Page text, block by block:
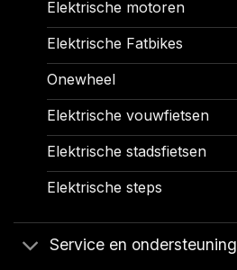
Elektrische motoren
Elektrische Fatbikes
Onewheel
Elektrische vouwfietsen
Elektrische stadsfietsen
Elektrische steps
Service en ondersteuning